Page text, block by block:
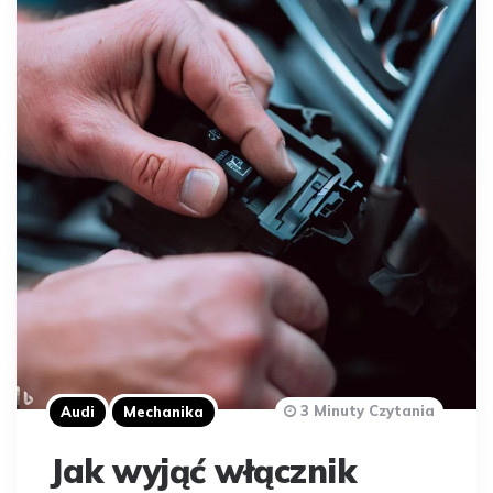
Audi Mechanika
Jak wyjąć włącznik
3 Minuty Czytania